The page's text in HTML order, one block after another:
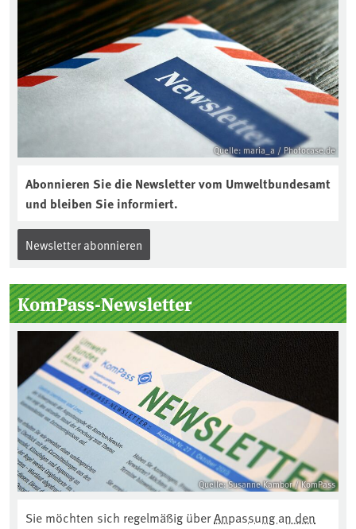
Quelle: maria_a / Photocase.de
Abonnieren Sie die Newsletter vom Umweltbundesamt
und bleiben Sie informiert.
Newsletter abonnieren
KomPass-Newsletter
Quelle: Susanne Kambor / KomPass
Sie möchten sich regelmäßig überAnpassung an den